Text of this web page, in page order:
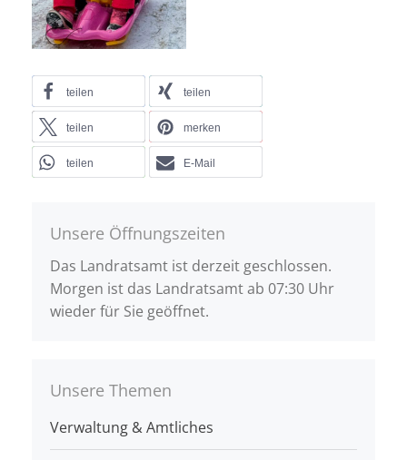
teilen teilen
teilen merken
teilen E-Mail
Unsere Öffnungszeiten
Das Landratsamt ist derzeit geschlossen.
Morgen ist das Landratsamt ab 07:30 Uhr
wieder für Sie geöffnet.
Unsere Themen
Verwaltung & Amtliches